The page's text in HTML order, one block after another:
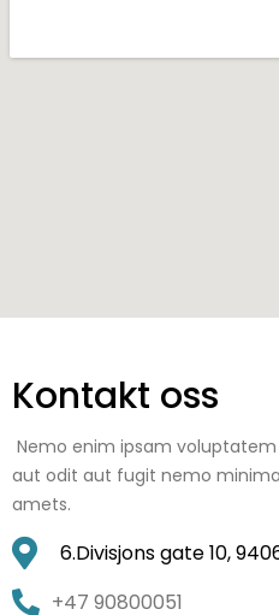
Kontakt oss
Nemo enim ipsam
aut odit aut fugit nemo
amets.
6.Divisjons gate 10,
+47 90800051